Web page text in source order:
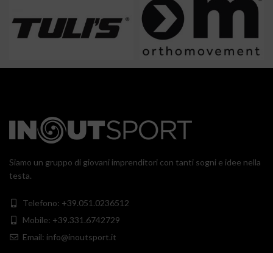
Siamo un gruppo di giovani imprenditori con tanti sogni e idee nella
testa.
Telefono: +39.051.0236512
Mobile: +39.331.6742729
Email: info@inoutsport.it